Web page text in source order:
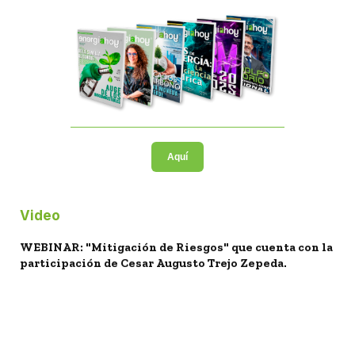
Aquí
Video
WEBINAR: "Mitigación de Riesgos" que cuenta con la
participación de Cesar Augusto Trejo Zepeda.